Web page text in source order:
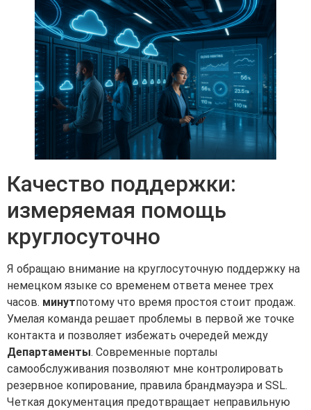
Качество поддержки:
измеряемая помощь
круглосуточно
Я обращаю внимание на круглосуточную поддержку на
немецком языке со временем ответа менее трех
часов. минутпотому что время простоя стоит продаж.
Умелая команда решает проблемы в первой же точке
контакта и позволяет избежать очередей между
Департаменты. Современные порталы
самообслуживания позволяют мне контролировать
резервное копирование, правила брандмауэра и SSL.
Четкая документация предотвращает неправильную